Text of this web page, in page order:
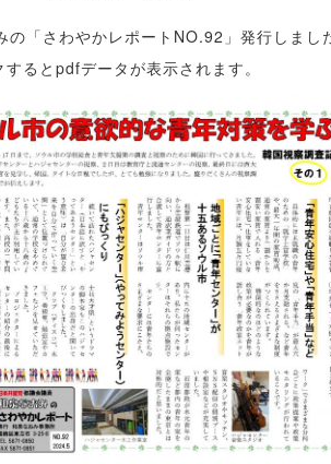
の「さわやかレポートNO.92」発行しまし
るとpdfデータが表示されます。